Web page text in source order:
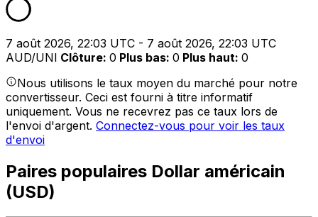
7 août 2026, 22:03 UTC - 7 août 2026, 22:03 UTC
AUD/UNI Clôture: 0 Plus bas: 0 Plus haut: 0
Nous utilisons le taux moyen du marché pour notre
convertisseur. Ceci est fourni à titre informatif
uniquement. Vous ne recevrez pas ce taux lors de
l'envoi d'argent. Connectez-vous pour voir les taux
d'envoi
Paires populaires Dollar américain
(USD)